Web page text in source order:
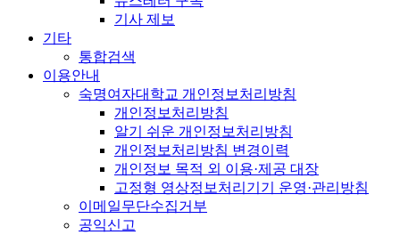
기사 제보
기타
통합검색
이용안내
숙명여자대학교 개인정보처리방침
개인정보처리방침
알기 쉬운 개인정보처리방침
개인정보처리방침 변경이력
개인정보 목적 외 이용·제공 대장
고정형 영상정보처리기기 운영·관리방침
이메일무단수집거부
공익신고